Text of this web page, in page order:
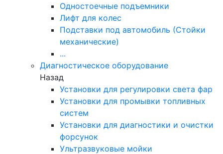
Одностоечные подъемники
Лифт для колес
Подставки под автомобиль (Стойки
механические)
...
Диагностическое оборудование
Назад
Установки для регулировки света фар
Установки для промывки топливных
систем
Установки для диагностики и очистки
форсунок
Ультразвуковые мойки